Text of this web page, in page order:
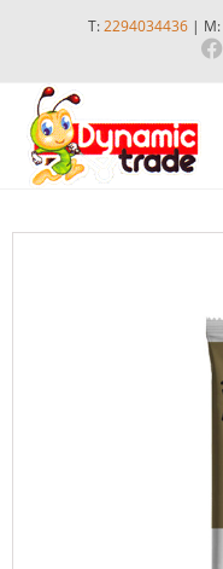
T:2294034436| M: